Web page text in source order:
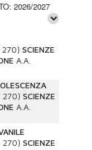
2026/2027
270) SCIENZE
A.A.
270) SCIENZE
A.A.
270) SCIENZE